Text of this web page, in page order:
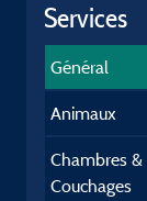
Services
Général
Animaux
Chambres &
Couchages